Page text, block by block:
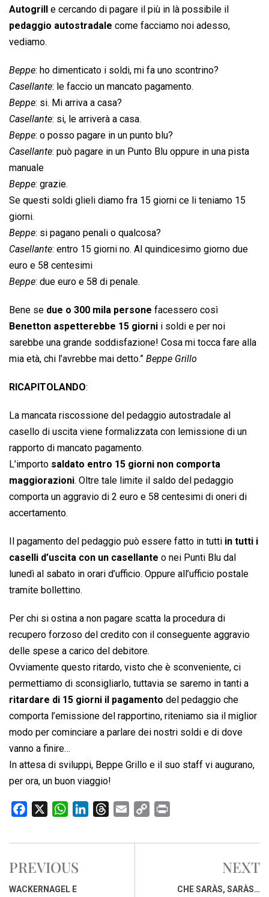
Autogrill
e cercando di pagare il più in là possibile il
pedaggio autostradale come facciamo noi adesso,
vediamo.
Beppe: ho dimenticato i soldi, mi fa uno scontrino?
Casellante: le faccio un mancato pagamento.
Beppe: si. Mi arriva a casa?
Casellante: si, le arriverà a casa.
Beppe: o posso pagare in un punto blu?
Casellante: può pagare in un Punto Blu oppure in una pista
manuale
Beppe: grazie.
Se questi soldi glieli diamo fra 15 giorni ce li teniamo 15
giorni.
Beppe: si pagano penali o qualcosa?
Casellante: entro 15 giorni no. Al quindicesimo giorno due
euro e 58 centesimi
Beppe: due euro e 58 di penale.
Bene se due o 300 mila persone facessero così
Benetton aspetterebbe 15 giorni i soldi e per noi
sarebbe una grande soddisfazione! Cosa mi tocca fare alla
mia età, chi l’avrebbe mai detto.” Beppe Grillo
RICAPITOLANDO:
La mancata riscossione del pedaggio autostradale al
casello di uscita viene formalizzata con lemissione di un
rapporto di mancato pagamento.
L’importo saldato entro 15 giorni non comporta
maggiorazioni. Oltre tale limite il saldo del pedaggio
comporta un aggravio di 2 euro e 58 centesimi di oneri di
accertamento.
Il pagamento del pedaggio può essere fatto in tutti in tutti i
caselli d’uscita con un casellante o nei Punti Blu dal
lunedì al sabato in orari d’ufficio. Oppure all’ufficio postale
tramite bollettino.
Per chi si ostina a non pagare scatta la procedura di
recupero forzoso del credito con il conseguente aggravio
delle spese a carico del debitore.
Ovviamente questo ritardo, visto che è sconveniente, ci
permettiamo di sconsigliarlo, tuttavia se saremo in tanti a
ritardare di 15 giorni il pagamento del pedaggio che
comporta l’emissione del rapportino, riteniamo sia il miglior
modo per cominciare a parlare dei nostri soldi e di dove
vanno a finire…
In attesa di sviluppi, Beppe Grillo e il suo staff vi augurano,
per ora, un buon viaggio!
c
b
o
W
a
s
A
n
r
a
p
i
PREVIOUS
WACKERNAGEL E
NEXT
CHE SARÀS, SARÀS…